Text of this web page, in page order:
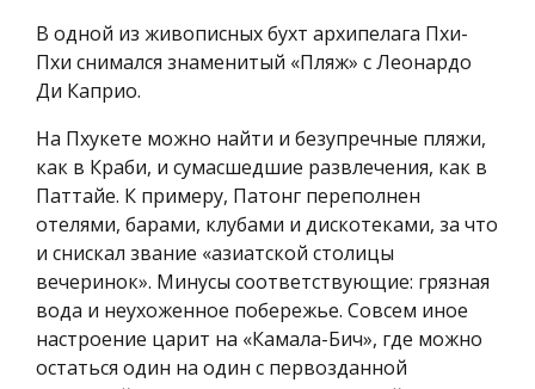
В одной из живописных бухт архипелага Пхи-
Пхи снимался знаменитый «Пляж» с Леонардо
Ди Каприо.
На Пхукете можно найти и безупречные пляжи,
как в Краби, и сумасшедшие развлечения, как в
Паттайе. К примеру, Патонг переполнен
отелями, барами, клубами и дискотеками, за что
и снискал звание «азиатской столицы
вечеринок». Минусы соответствующие: грязная
вода и неухоженное побережье. Совсем иное
настроение царит на «Камала-Бич», где можно
остаться один на один с первозданной